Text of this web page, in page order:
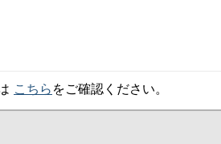
こちら をご確認ください。